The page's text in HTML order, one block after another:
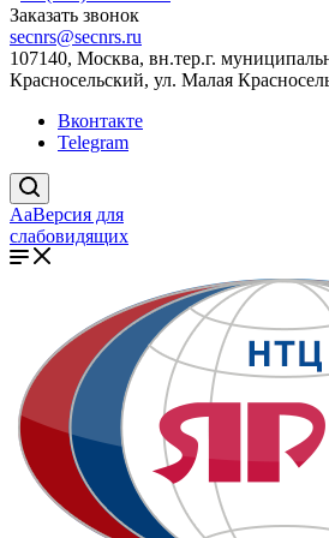
Заказать звонок
secnrs@secnrs.ru
107140, Москва, вн.тер.г.
Красносельский, ул. Малая
Вконтакте
Telegram
AaВерсия для
слабовидящих